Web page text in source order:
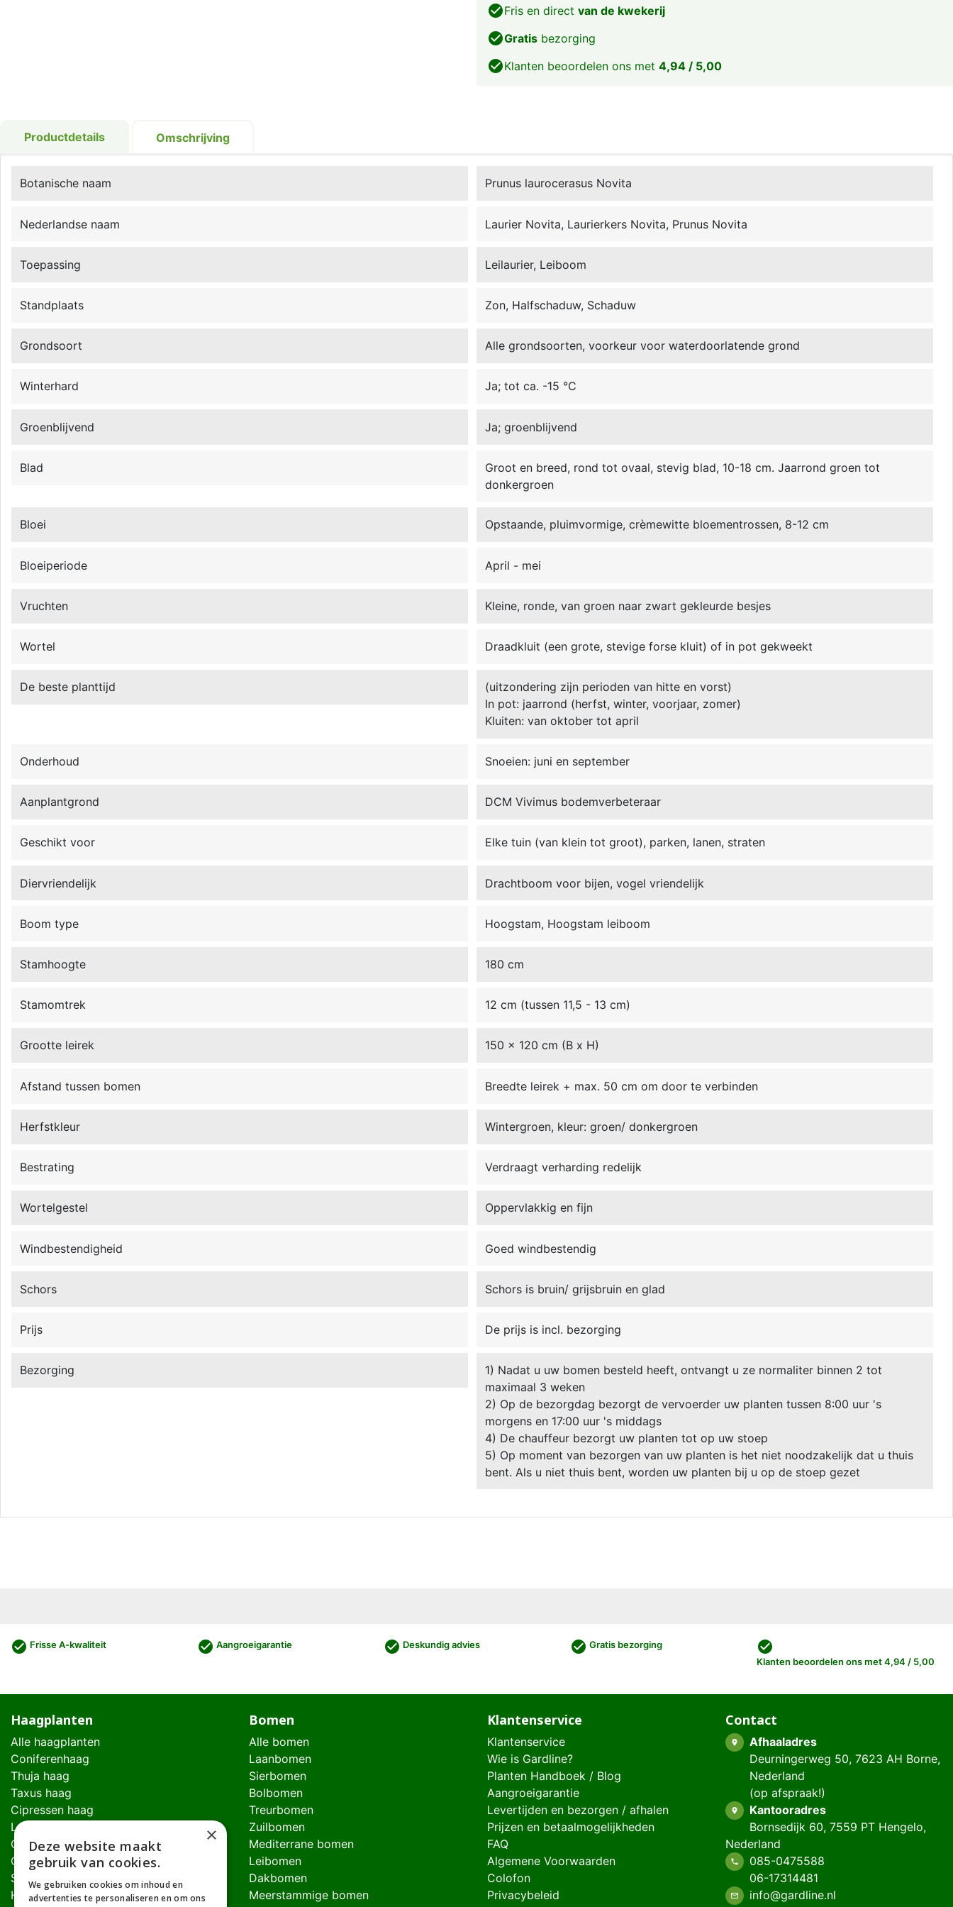
check_circleFris en direct van de kwekerij
check_circleGratisbezorging
check_circleKlanten beoordelen ons met 4,94 / 5,00
Productdetails Omschrijving
Botanische naam Prunus laurocerasus Novita
Nederlandse naam Laurier Novita, Laurierkers Novita, Prunus Novita
Toepassing Leilaurier, Leiboom
Standplaats Zon, Halfschaduw, Schaduw
Grondsoort Alle grondsoorten, voorkeur voor waterdoorlatende grond
Winterhard Ja; tot ca. -15 °C
Groenblijvend Ja; groenblijvend
Blad
Groot en breed, rond tot ovaal, stevig blad, 10-18 cm. Jaarrond groen tot
donkergroen
Bloei Opstaande, pluimvormige, crèmewitte bloementrossen, 8-12 cm
Bloeiperiode April - mei
Vruchten Kleine, ronde, van groen naar zwart gekleurde besjes
Wortel Draadkluit (een grote, stevige forse kluit) of in pot gekweekt
De beste planttijd
(uitzondering zijn perioden van hitte en vorst)
In pot: jaarrond (herfst, winter, voorjaar, zomer)
Kluiten: van oktober tot april
Onderhoud Snoeien: juni en september
Aanplantgrond DCM Vivimus bodemverbeteraar
Geschikt voor Elke tuin (van klein tot groot), parken, lanen, straten
Diervriendelijk Drachtboom voor bijen, vogel vriendelijk
Boom type Hoogstam, Hoogstam leiboom
Stamhoogte 180 cm
Stamomtrek 12 cm (tussen 11,5 - 13 cm)
Grootte leirek 150 x 120 cm (B x H)
Afstand tussen bomen Breedte leirek + max. 50 cm om door te verbinden
Herfstkleur Wintergroen, kleur: groen/ donkergroen
Bestrating Verdraagt verharding redelijk
Wortelgestel Oppervlakkig en fijn
Windbestendigheid Goed windbestendig
Schors Schors is bruin/ grijsbruin en glad
Prijs De prijs is incl. bezorging
Bezorging
1) Nadat u uw bomen besteld heeft, ontvangt u ze normaliter binnen 2 tot
maximaal 3 weken
2) Op de bezorgdag bezorgt de vervoerder uw planten tussen 8:00 uur 's
morgens en 17:00 uur 's middags
4) De chauffeur bezorgt uw planten tot op uw stoep
5) Op moment van bezorgen van uw planten is het niet noodzakelijk dat u thuis
bent. Als u niet thuis bent, worden uw planten bij u op de stoep gezet
check_circle Frisse A-kwaliteit check_circle Aangroeigarantie check_circle Deskundig advies check_circle Gratis bezorging check_circle
Klanten beoordelen ons met 4,94 / 5,00
Haagplanten
Alle haagplanten
Coniferenhaag
Thuja haag
Taxus haag
Cipressen haag
Laurierhaag
Glansmispel haag
Olijfwilghaag
Schijnhulsthaag
Hulst haag
Bomen
Alle bomen
Laanbomen
Sierbomen
Bolbomen
Treurbomen
Zuilbomen
Mediterrane bomen
Leibomen
Dakbomen
Meerstammige bomen
Klantenservice
Klantenservice
Wie is Gardline?
Planten Handboek / Blog
Aangroeigarantie
Levertijden en bezorgen / afhalen
Prijzen en betaalmogelijkheden
FAQ
Algemene Voorwaarden
Colofon
Privacybeleid
Contact
place
Afhaaladres
Deurningerweg 50, 7623 AH Borne,
Nederland
(op afspraak!)
place
Kantooradres
Bornsedijk 60, 7559 PT Hengelo,
Nederland
phone
085-0475588
06-17314481
mail_outline info@gardline.nl
×
Deze website maakt
gebruik van cookies.
We gebruiken cookies om inhoud en
advertenties te personaliseren en om ons